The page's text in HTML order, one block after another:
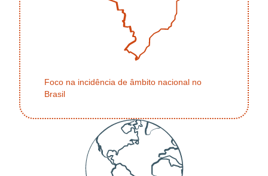
Foco na incidência de âmbito nacional no
Brasil